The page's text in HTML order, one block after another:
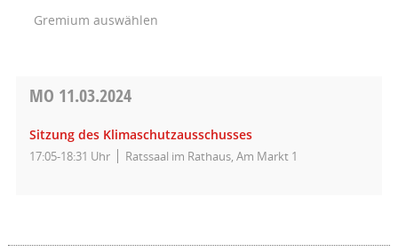
Gremium auswählen
MO 11.03.2024
Sitzung des Klimaschutzausschusses
17:05-18:31 Uhr Ratssaal im Rathaus, Am Markt 1